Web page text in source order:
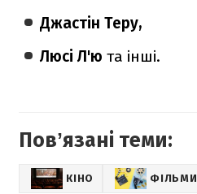
Джастін Теру,
Люсі Л'юта інші.
Повʼязані теми:
КІНО ФІЛЬМИ